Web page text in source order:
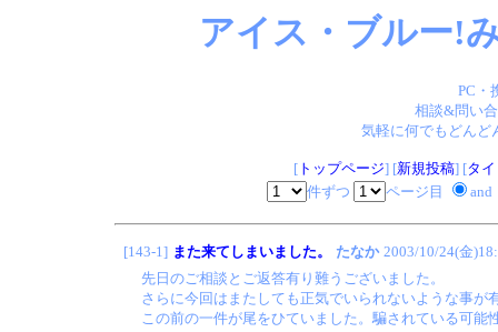
アイス・ブルー!
PC・
相談&問い
気軽に何でもどん
[トップページ] [新規投稿] [タ
件ずつ
ページ目 and
[143-1] また来てしまいました。 たなか 2003/10/24(金
先日のご相談とご返答有り難うございました。
さらに今回はまたしても正気でいられないような事が
この前の一件が尾をひていました。騙されている可